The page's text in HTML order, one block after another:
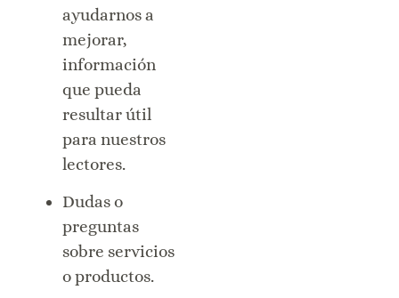
ayudarnos a
mejorar,
información
que pueda
resultar útil
para nuestros
lectores.
Dudas o
preguntas
sobre servicios
o productos.